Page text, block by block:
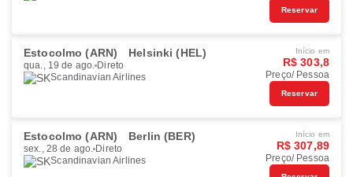
Reservar
Estocolmo (ARN) Helsinki (HEL)
qua., 19 de ago. Direto
Scandinavian Airlines
Início em
R$ 303,8
Preço/ Pessoa
Reservar
Estocolmo (ARN) Berlin (BER)
sex., 28 de ago. Direto
Scandinavian Airlines
Início em
R$ 307,89
Preço/ Pessoa